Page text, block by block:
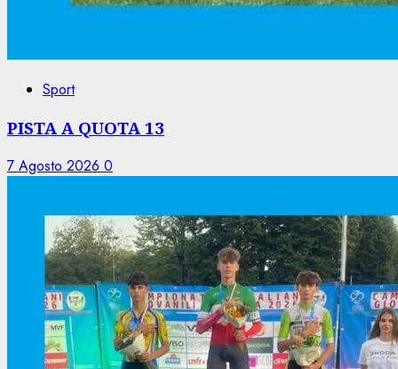
Sport
PISTA A QUOTA 13
7 Agosto 2026 0